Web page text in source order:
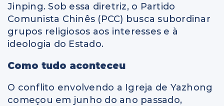
Jinping. Sob essa diretriz, o Partido
Comunista Chinês (PCC) busca subordinar
grupos religiosos aos interesses e à
ideologia do Estado.
Como tudo aconteceu
O conflito envolvendo a Igreja de Yazhong
começou em junho do ano passado,